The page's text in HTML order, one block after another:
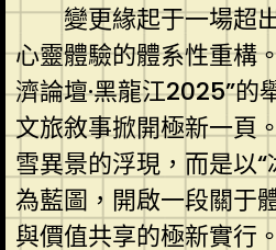
變更緣起于一場超
心靈體驗的體系性重構
濟論壇·黑龍江2025”的
文旅敘事掀開極新一頁
雪異景的浮現，而是以“
為藍圖，開啟一段關于
與價值共享的極新實行